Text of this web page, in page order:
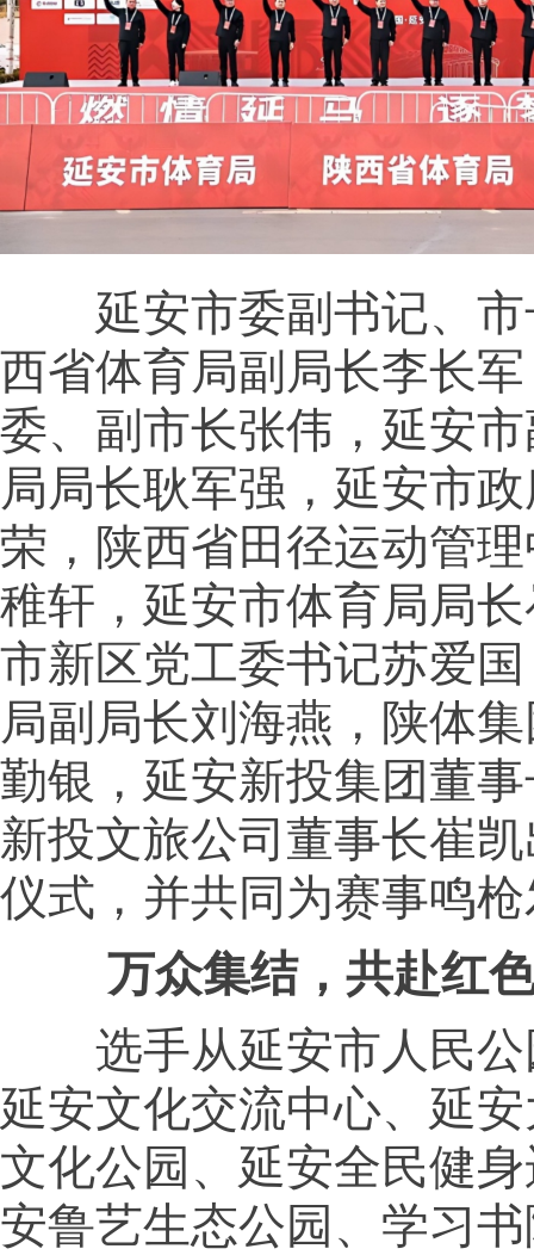
延安市委副书记、市
西省体育局副局长李长
委、副市长张伟，延安
局局长耿军强，延安市
荣，陕西省田径运动管
稚轩，延安市体育局局
市新区党工委书记苏爱
局副局长刘海燕，陕体
勤银，延安新投集团董
新投文旅公司董事长崔
仪式，并共同为赛事鸣
万众集结，共赴红
选手从延安市人民公
延安文化交流中心、延
文化公园、延安全民健
安鲁艺生态公园、学习